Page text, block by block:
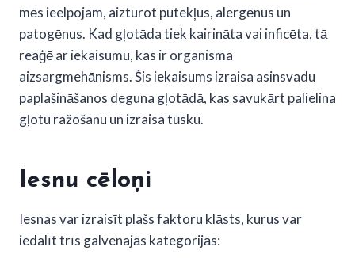
mēs ieelpojam, aizturot putekļus, alergēnus un
patogēnus. Kad gļotāda tiek kairināta vai inficēta, tā
reaģē ar iekaisumu, kas ir organisma
aizsargmehānisms. Šis iekaisums izraisa asinsvadu
paplašināšanos deguna gļotādā, kas savukārt palielina
gļotu ražošanu un izraisa tūsku.
Iesnu cēloņi
Iesnas var izraisīt plašs faktoru klāsts, kurus var
iedalīt trīs galvenajās kategorijās: